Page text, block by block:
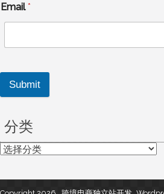
Email*
Submit
分类
分